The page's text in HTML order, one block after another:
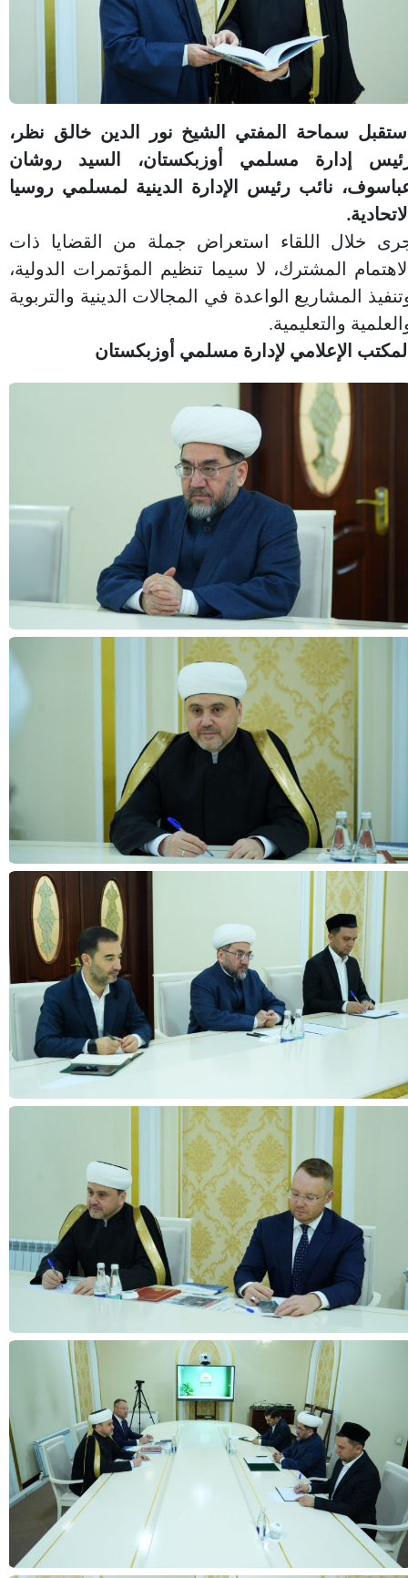
سماحة المفتي الشيخ نور الدين خالق نظر،
إدارة مسلمي أوزبكستان، السيد روشان
نائب رئيس الإدارة الدينية لمسلمي روسيا
خلال اللقاء استعراض جملة من القضايا ذات
المشترك، لا سيما تنظيم المؤتمرات الدولية،
المشاريع الواعدة في المجالات الدينية والتربوية
والتعليمية.
الإعلامي لإدارة مسلمي أوزبكستان